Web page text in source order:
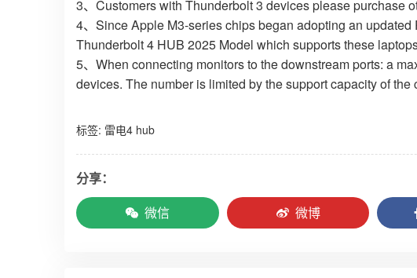
3、Customers with Thunderbolt 3 devices please purchase
4、Since Apple M3-series chips began adopting an
Thunderbolt 4 HUB 2025 Model which supports these
5、When connecting monitors to the downstream ports: a
devices. The number is limited by the support capacity of the
标签: 雷电4 hub
分享：
微信
微博